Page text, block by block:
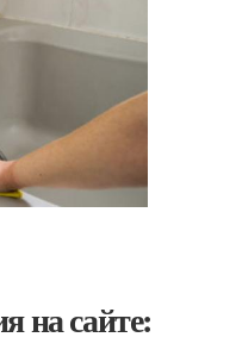
на сайте: